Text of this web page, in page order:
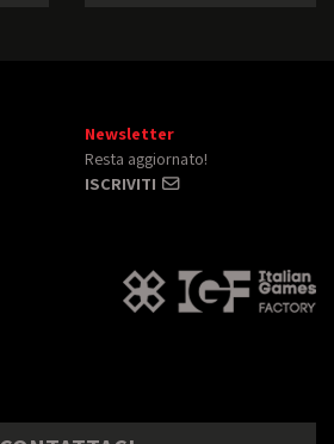
Newsletter
Resta aggiornato!
ISCRIVITI